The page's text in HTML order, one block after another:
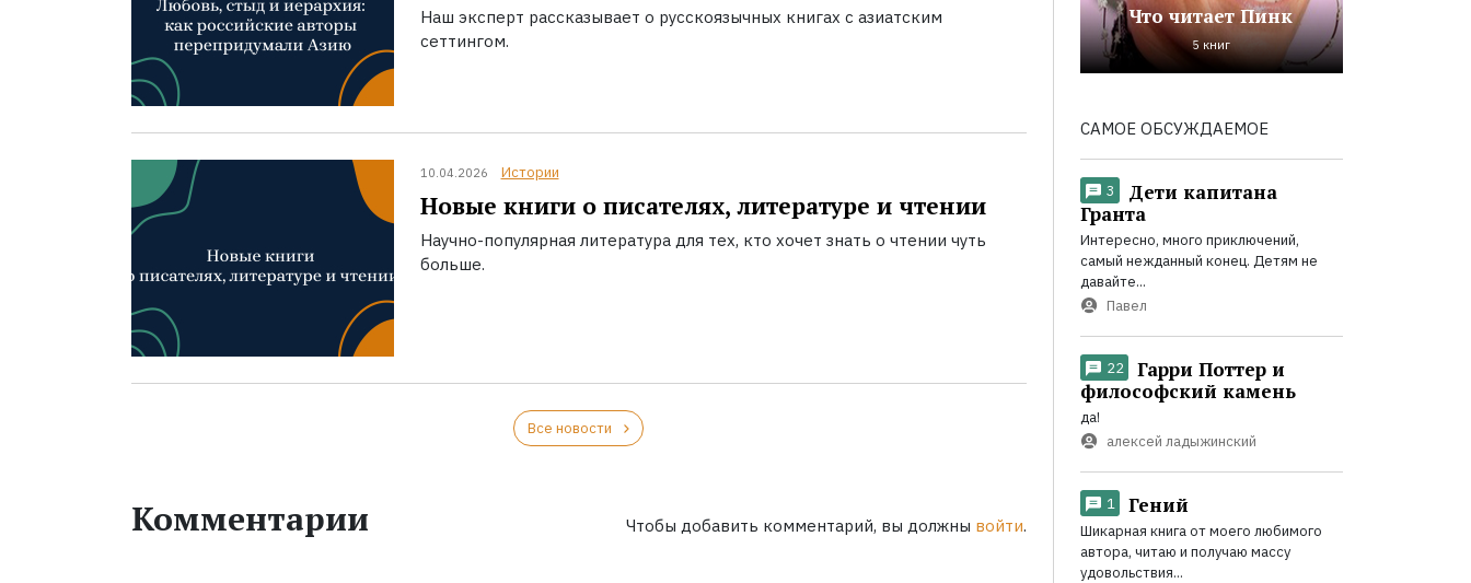
Наш эксперт рассказывает о русскоязычных книгах с азиатским
сеттингом.
10.04.2026 Истории
Новые книги о писателях, литературе и чтении
Научно-популярная литература для тех, кто хочет знать о чтении чуть
больше.
Все новости
Комментарии Чтобы добавить комментарий, вы должны войти.
Что читает Пинк
5 книг
САМОЕ ОБСУЖДАЕМОЕ
3
Дети капитана
Гранта
Интересно, много приключений,
самый нежданный конец. Детям не
давайте...
Павел
22
Гарри Поттер и
философский камень
да!
алексей ладыжинский
1 Гений
Шикарная книга от моего любимого
автора, читаю и получаю массу
удовольствия...